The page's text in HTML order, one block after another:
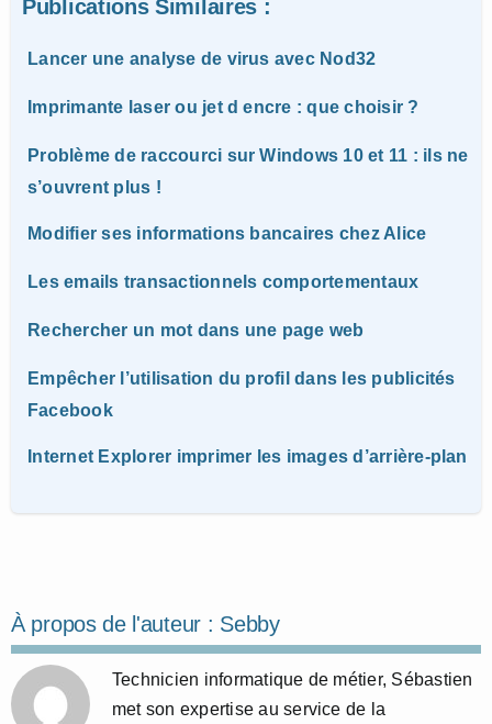
Publications Similaires :
Lancer une analyse de virus avec Nod32
Imprimante laser ou jet d encre : que choisir ?
Problème de raccourci sur Windows 10 et 11 : ils ne
s’ouvrent plus !
Modifier ses informations bancaires chez Alice
Les emails transactionnels comportementaux
Rechercher un mot dans une page web
Empêcher l’utilisation du profil dans les publicités
Facebook
Internet Explorer imprimer les images d’arrière-plan
À propos de l'auteur : Sebby
Technicien informatique de métier, Sébastien
met son expertise au service de la